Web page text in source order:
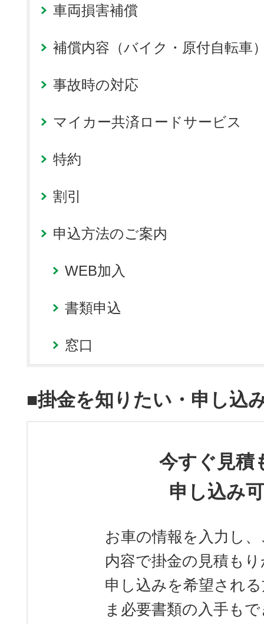
車両損害補償
補償内容（バイク・原付自転車
事故時の対応
マイカー共済ロードサービス
特約
割引
申込方法のご案内
WEB加入
書類申込
窓口
■掛金を知りたい・申し込
今すぐ見積
申し込み
お車の情報を入力し
内容で掛金の見積も
申し込みを希望され
ま必要書類の入手も